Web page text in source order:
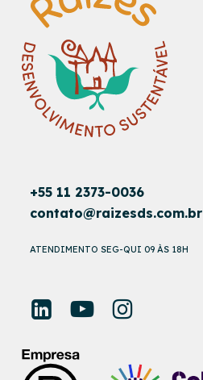
+55 11 2373-0036
contato@raizesds.com.br
ATENDIMENTO SEG-QUI 09 ÀS 18H